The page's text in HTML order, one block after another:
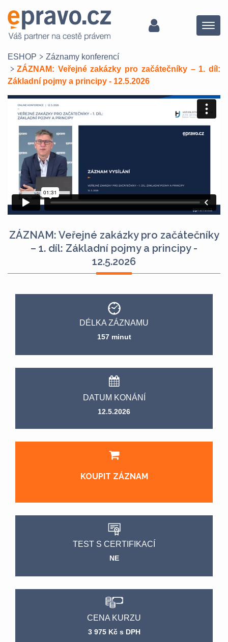
Menu
ESHOP
Záznamy konferencí
ZÁZNAM: Veřejné zakázky pro začátečníky – 1. díl:
Základní pojmy a principy - 12.5.2026
ZÁZNAM: Veřejné zakázky pro začátečníky
– 1. díl: Základní pojmy a principy -
12.5.2026
DÉLKA ZÁZNAMU
157 minut
DATUM KONÁNÍ
12.5.2026
KOUPIT ZÁZNAM
TEST S CERTIFIKACÍ
NE
CENA KURZU
3 975 Kč s DPH